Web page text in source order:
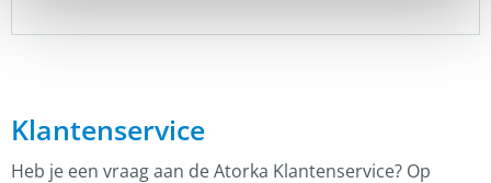
Klantenservice
Heb je een vraag aan de Atorka Klantenservice? Op